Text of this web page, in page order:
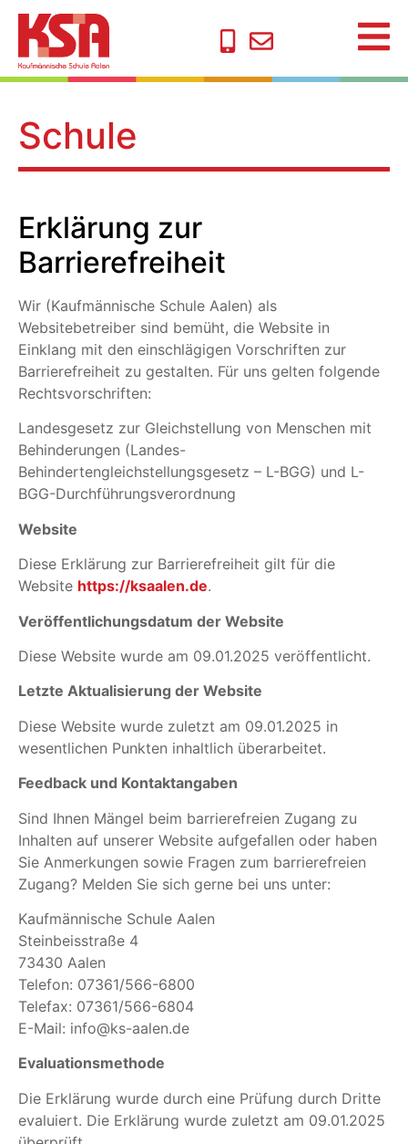
Schule
Erklärung zur
Barrierefreiheit
Wir (Kaufmännische Schule Aalen) als
Websitebetreiber sind bemüht, die Website in
Einklang mit den einschlägigen Vorschriften zur
Barrierefreiheit zu gestalten. Für uns gelten folgende
Rechtsvorschriften:
Landesgesetz zur Gleichstellung von Menschen mit
Behinderungen (Landes-
Behindertengleichstellungsgesetz – L-BGG) und L-
BGG-Durchführungsverordnung
Website
Diese Erklärung zur Barrierefreiheit gilt für die
Website https://ksaalen.de.
Veröffentlichungsdatum der Website
Diese Website wurde am 09.01.2025 veröffentlicht.
Letzte Aktualisierung der Website
Diese Website wurde zuletzt am 09.01.2025 in
wesentlichen Punkten inhaltlich überarbeitet.
Feedback und Kontaktangaben
Sind Ihnen Mängel beim barrierefreien Zugang zu
Inhalten auf unserer Website aufgefallen oder haben
Sie Anmerkungen sowie Fragen zum barrierefreien
Zugang? Melden Sie sich gerne bei uns unter:
Kaufmännische Schule Aalen
Steinbeisstraße 4
73430 Aalen
Telefon: 07361/566-6800
Telefax: 07361/566-6804
E-Mail: info@ks-aalen.de
Evaluationsmethode
Die Erklärung wurde durch eine Prüfung durch Dritte
evaluiert. Die Erklärung wurde zuletzt am 09.01.2025